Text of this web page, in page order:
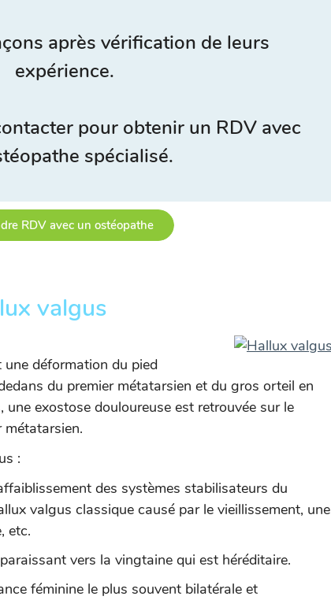
après vérification de leurs
expérience.
pour obtenir un RDV avec
spécialisé.
RDV avec un ostéopathe
valgus
une déformation du pied
du premier métatarsien et du gros orteil en
exostose douloureuse est retrouvée sur le
métatarsien.
:
des systèmes stabilisateurs du
valgus classique causé par le vieillissement, une
etc.
vers la vingtaine qui est héréditaire.
féminine le plus souvent bilatérale et